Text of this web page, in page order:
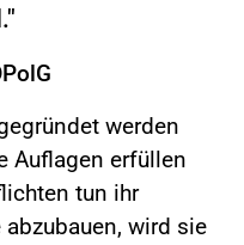
werden
Auflagen erfüllen
tun ihr
wird sie